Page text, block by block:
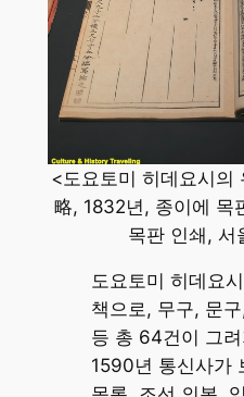
<도요토미 히데요시의
略, 1832년, 종이에 목
목판 인쇄, 서
도요토미 히데요
책으로, 무구, 문
등 총 64건이 그
1590년 통신사가